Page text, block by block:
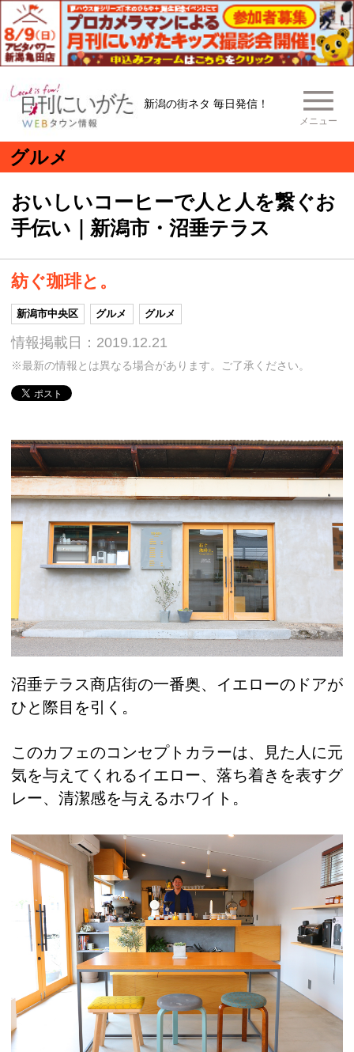
新潟の街ネタ 毎日発信！
メニュー
グルメ
おいしいコーヒーで人と人を繋ぐお
手伝い｜新潟市・沼垂テラス
紡ぐ珈琲と。
新潟市中央区 グルメ グルメ
情報掲載日：2019.12.21
※最新の情報とは異なる場合があります。ご了承ください。
沼垂テラス商店街の一番奥、イエローのドアが
ひと際目を引く。
このカフェのコンセプトカラーは、見た人に元
気を与えてくれるイエロー、落ち着きを表すグ
レー、清潔感を与えるホワイト。